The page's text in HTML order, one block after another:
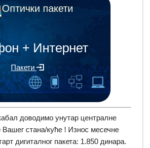
Оптички пакети
+ Интернет
Пакети
доводимо унутар централне
Вашег стана/куће ! Износ месечне
дигиталног пакета: 1.850 динара.